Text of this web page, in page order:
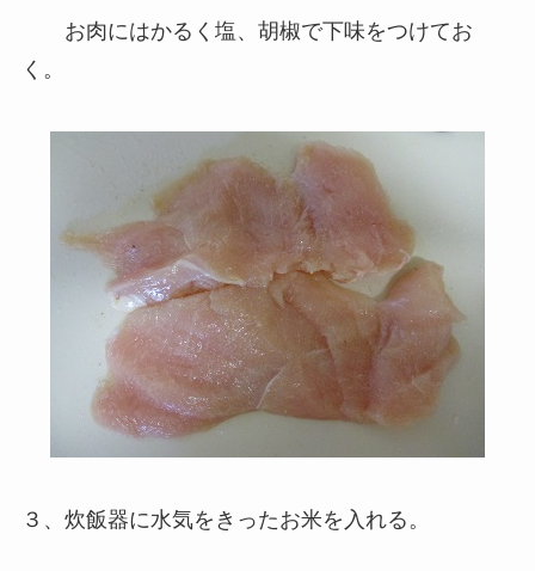
お肉にはかるく塩、胡椒で下味をつけてお
く。
３、炊飯器に水気をきったお米を入れる。